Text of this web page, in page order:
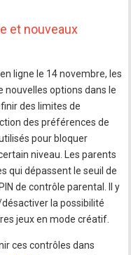
et nouveaux
ligne le 14 novembre, les
options dans le
des limites de
des préférences de
pour bloquer
niveau. Les parents
qui dépassent le seuil de
de contrôle parental. Il y
la possibilité
jeux en mode créatif.
ces contrôles dans